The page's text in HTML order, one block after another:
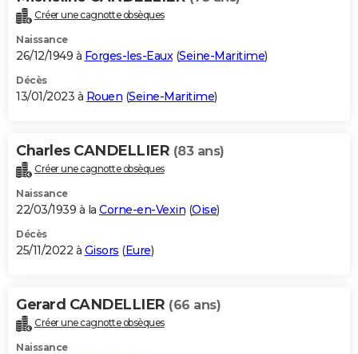
Créer une cagnotte obsèques
Naissance
26/12/1949 à Forges-les-Eaux(Seine-Maritime)
Décès
13/01/2023 à Rouen (Seine-Maritime)
Charles CANDELLIER (83 ans)
Créer une cagnotte obsèques
Naissance
22/03/1939 à la Corne-en-Vexin (Oise)
Décès
25/11/2022 à Gisors (Eure)
Gerard CANDELLIER (66 ans)
Créer une cagnotte obsèques
Naissance